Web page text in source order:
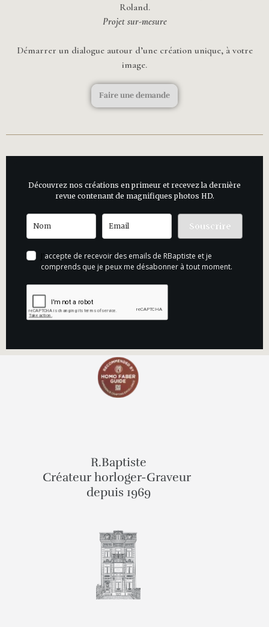
Roland.
Projet sur-mesure
Démarrer un dialogue autour d’une création unique, à votre
image.
Faire une demande
Découvrez nos créations en primeur et recevez la dernière
revue contenant de magnifiques photos HD.
Souscrire
accepte de recevoir des emails de RBaptiste et je
comprends que je peux me désabonner à tout moment.
R.Baptiste
Créateur horloger-Graveur
depuis 1969